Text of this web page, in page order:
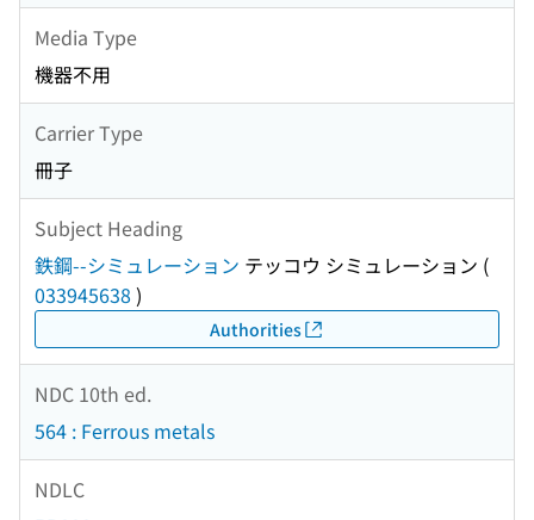
Media Type
機器不用
Carrier Type
冊子
Subject Heading
鉄鋼--シミュレーション テッコウ シミュレーション (
033945638 )
Authorities
NDC 10th ed.
564 : Ferrous metals
NDLC